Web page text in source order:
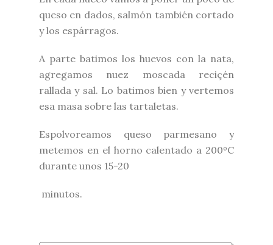
queso en dados, salmón también cortado
y los espárragos.
A parte batimos los huevos con la nata,
agregamos nuez moscada reciçén
rallada y sal. Lo batimos bien y vertemos
esa masa sobre las tartaletas.
Espolvoreamos queso parmesano y
metemos en el horno calentado a 200ºC
durante unos 15-20
minutos.